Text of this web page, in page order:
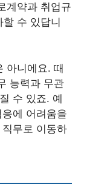
계약과 취업규
수 있답니
아니에요. 때
능력과 무관
수 있죠. 예
에 어려움을
무로 이동하